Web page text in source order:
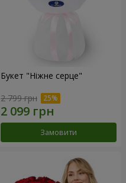
Букет "Ніжне серце"
2 799 грн
Замовити